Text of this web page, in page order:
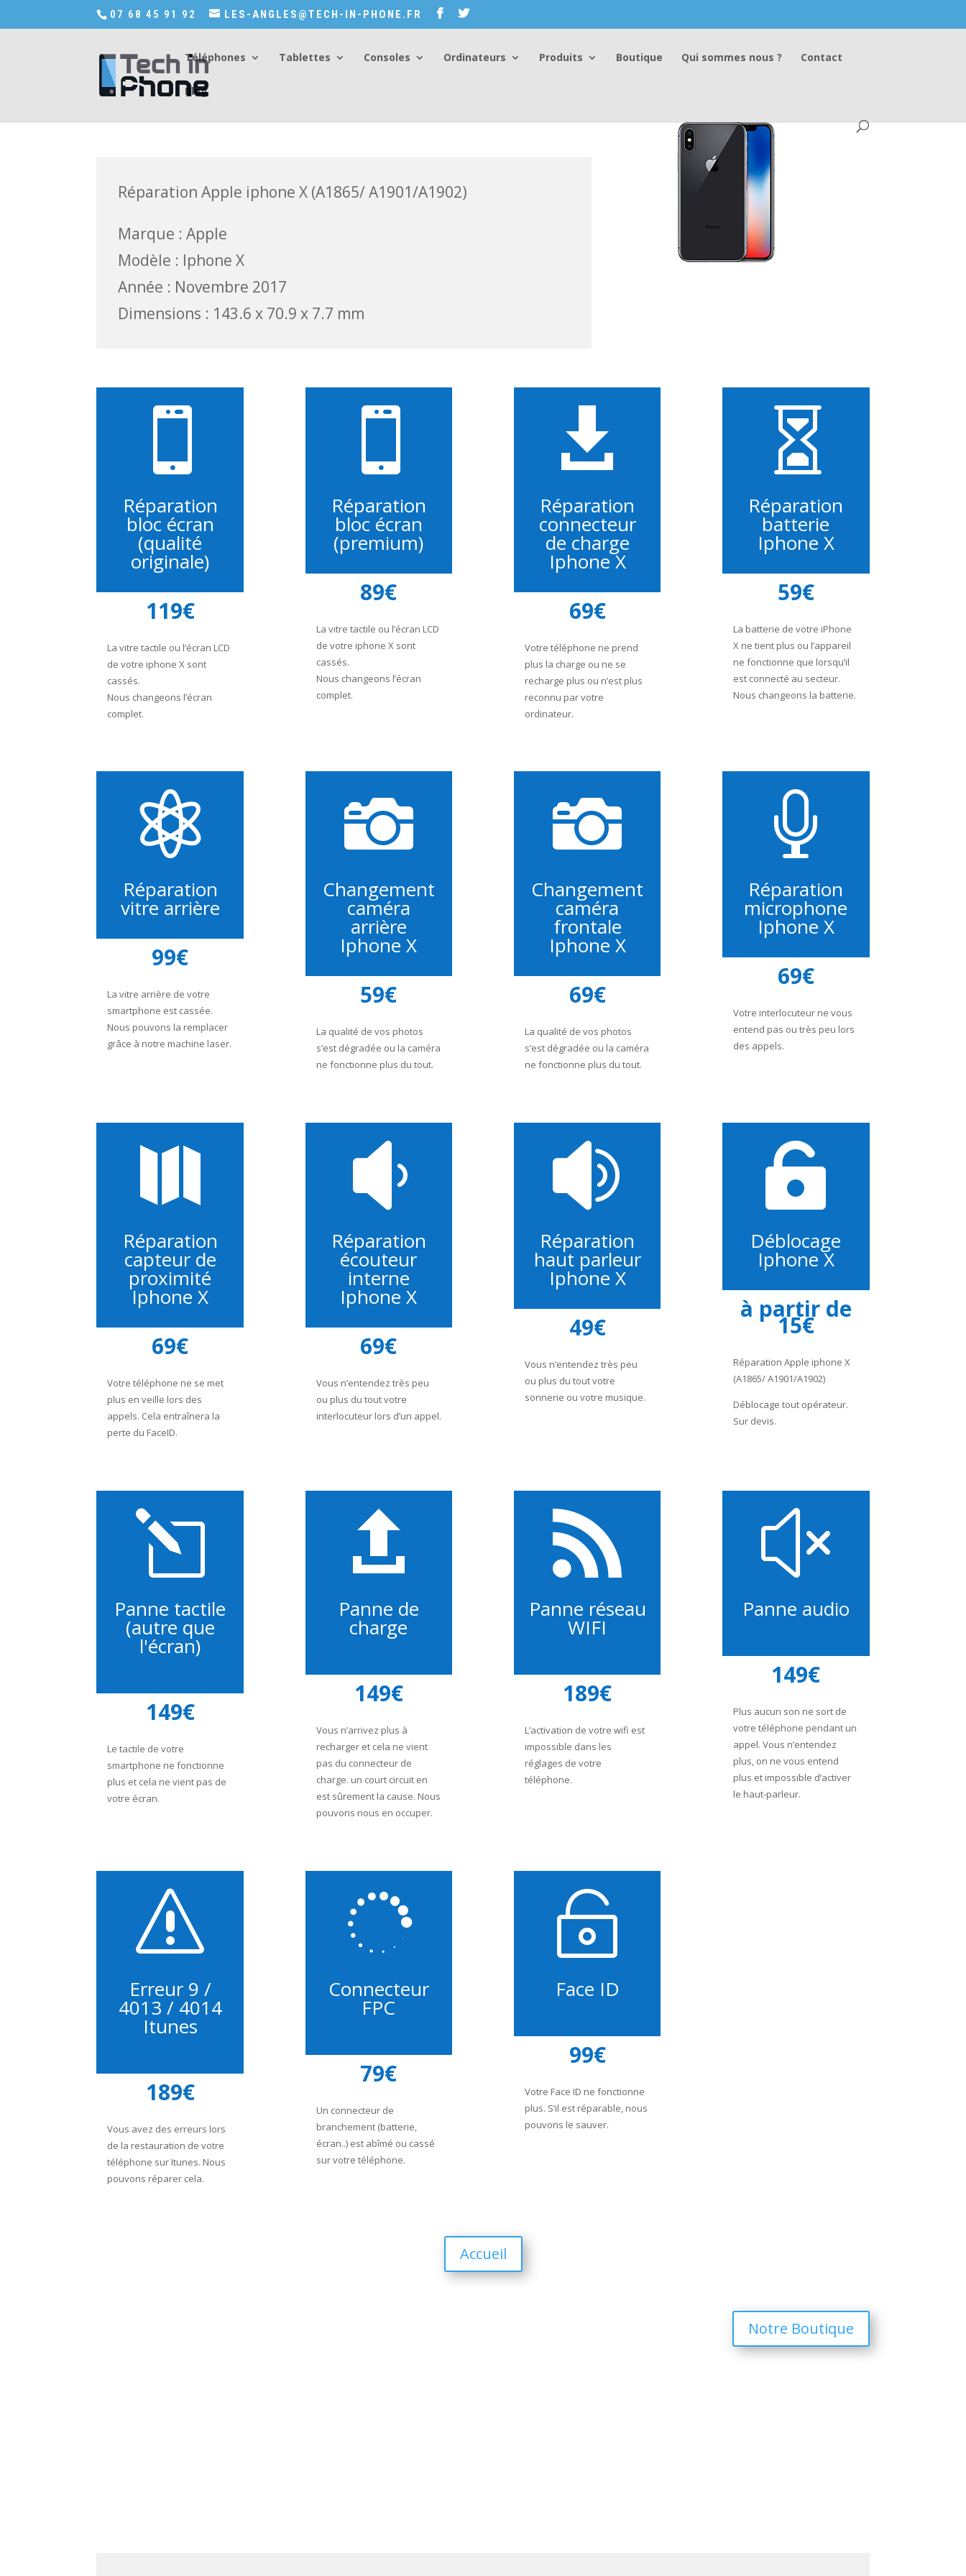
Accédez a Shop-in-tech-in-phone07 68 45 91 92 LES-ANGLES@TECH-IN-PHONE.FR
Téléphones Tablettes Consoles Ordinateurs Produits Boutique Qui sommes nous ? Contact
Blog
Réparation Apple iphone X (A1865/ A1901/A1902)
Marque : Apple
Modèle : Iphone X
Année : Novembre 2017
Dimensions : 143.6 x 70.9 x 7.7 mm

Réparation
bloc écran
(qualité
originale)
119€
La vitre tactile ou l’écran LCD
de votre iphone X sont
cassés.
Nous changeons l’écran
complet.

Réparation
bloc écran
(premium)
89€
La vitre tactile ou l’écran LCD
de votre iphone X sont
cassés.
Nous changeons l’écran
complet.

Réparation
connecteur
de charge
Iphone X
69€
Votre téléphone ne prend
plus la charge ou ne se
recharge plus ou n’est plus
reconnu par votre
ordinateur.

Réparation
batterie
Iphone X
59€
La batterie de votre iPhone
X ne tient plus ou l’appareil
ne fonctionne que lorsqu’il
est connecté au secteur.
Nous changeons la batterie.

Réparation
vitre arrière
99€
La vitre arrière de votre
smartphone est cassée.
Nous pouvons la remplacer
grâce à notre machine laser.

Changement
caméra
arrière
Iphone X
59€
La qualité de vos photos
s’est dégradée ou la caméra
ne fonctionne plus du tout.

Changement
caméra
frontale
Iphone X
69€
La qualité de vos photos
s’est dégradée ou la caméra
ne fonctionne plus du tout.

Réparation
microphone
Iphone X
69€
Votre interlocuteur ne vous
entend pas ou très peu lors
des appels.

Réparation
capteur de
proximité
Iphone X
69€
Votre téléphone ne se met
plus en veille lors des
appels. Cela entraînera la
perte du FaceID.

Réparation
écouteur
interne
Iphone X
69€
Vous n’entendez très peu
ou plus du tout votre
interlocuteur lors d’un appel.

Réparation
haut parleur
Iphone X
49€
Vous n’entendez très peu
ou plus du tout votre
sonnerie ou votre musique.

Déblocage
Iphone X
à partir de
15€
Réparation Apple iphone X
(A1865/ A1901/A1902)
Déblocage tout opérateur.
Sur devis.
l
Panne tactile
(autre que
l'écran)
149€
Le tactile de votre
smartphone ne fonctionne
plus et cela ne vient pas de
votre écran.

Panne de
charge
149€
Vous n’arrivez plus à
recharger et cela ne vient
pas du connecteur de
charge. un court circuit en
est sûrement la cause. Nous
pouvons nous en occuper.

Panne réseau
WIFI
189€
L’activation de votre wifi est
impossible dans les
réglages de votre
téléphone.
x
Panne audio
149€
Plus aucun son ne sort de
votre téléphone pendant un
appel. Vous n’entendez
plus, on ne vous entend
plus et impossible d’activer
le haut-parleur.
s
Erreur 9 /
4013 / 4014
Itunes
189€
Vous avez des erreurs lors
de la restauration de votre
téléphone sur Itunes. Nous
pouvons réparer cela.

Connecteur
FPC
79€
Un connecteur de
branchement (batterie,
écran..) est abîmé ou cassé
sur votre téléphone.

Face ID
99€
Votre Face ID ne fonctionne
plus. S’il est réparable, nous
pouvons le sauver.
Accueil
Notre Boutique